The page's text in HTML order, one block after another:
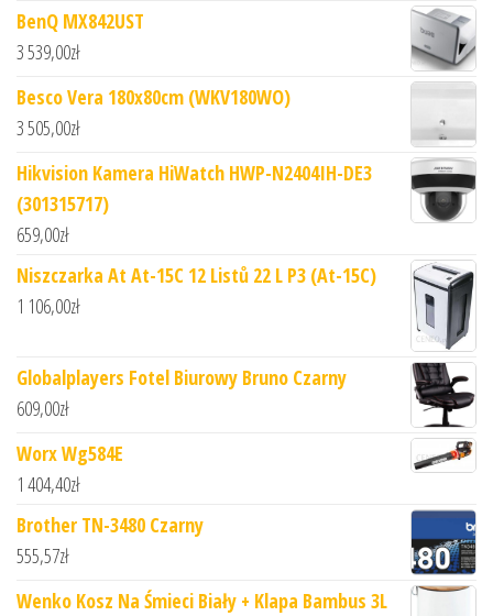
BenQ MX842UST
3 539,00zł
Besco Vera 180x80cm (WKV180WO)
3 505,00zł
Hikvision Kamera HiWatch HWP-N2404IH-DE3
(301315717)
659,00zł
Niszczarka At At-15C 12 Listů 22 L P3 (At-15C)
1 106,00zł
Globalplayers Fotel Biurowy Bruno Czarny
609,00zł
Worx Wg584E
1 404,40zł
Brother TN-3480 Czarny
555,57zł
Wenko Kosz Na Śmieci Biały + Klapa Bambus 3L